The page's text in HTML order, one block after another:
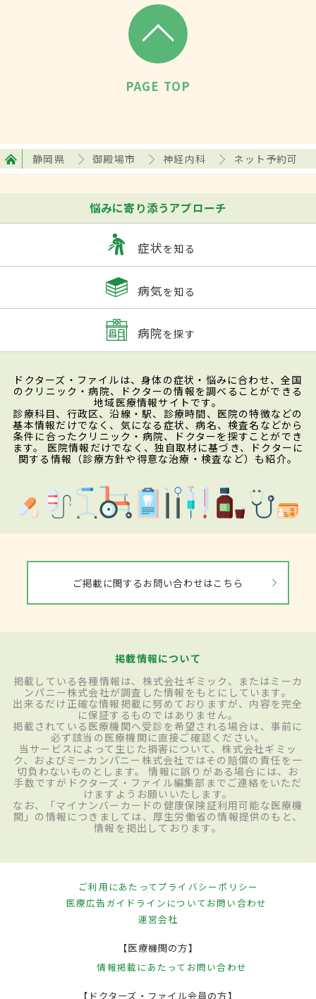
PAGE TOP
静岡県 御殿場市 神経内科 ネット予約可
悩みに寄り添うアプローチ
症状を知る
病気を知る
病院を探す
ドクターズ・ファイルは、身体の症状・悩みに合わせ、全国
のクリニック・病院、ドクターの情報を調べることができる
地域医療情報サイトです。
診療科目、行政区、沿線・駅、診療時間、医院の特徴などの
基本情報だけでなく、気になる症状、病名、検査名などから
条件に合ったクリニック・病院、ドクターを探すことができ
ます。 医院情報だけでなく、独自取材に基づき、ドクターに
関する情報（診療方針や得意な治療・検査など）も紹介。
ご掲載に関するお問い合わせはこちら
掲載情報について
掲載している各種情報は、株式会社ギミック、またはミーカ
ンパニー株式会社が調査した情報をもとにしています。
出来るだけ正確な情報掲載に努めておりますが、内容を完全
に保証するものではありません。
掲載されている医療機関へ受診を希望される場合は、事前に
必ず該当の医療機関に直接ご確認ください。
当サービスによって生じた損害について、株式会社ギミッ
ク、およびミーカンパニー株式会社ではその賠償の責任を一
切負わないものとします。 情報に誤りがある場合には、お
手数ですがドクターズ・ファイル編集部までご連絡をいただ
けますようお願いいたします。
なお、「マイナンバーカードの健康保険証利用可能な医療機
関」の情報につきましては、厚生労働省の情報提供のもと、
情報を掲出しております。
ご利用にあたってプライバシーポリシー
医療広告ガイドラインについてお問い合わせ
運営会社
【医療機関の方】
情報掲載にあたって お問い合わせ
【ドクターズ・ファイル会員の方】